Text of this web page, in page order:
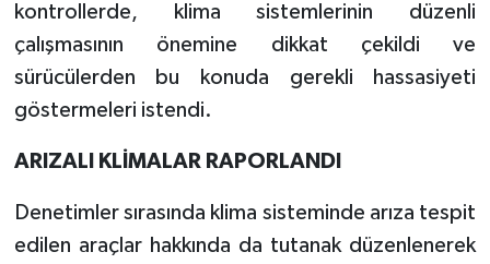
kontrollerde, klima sistemlerinin düzenli
çalışmasının önemine dikkat çekildi ve
sürücülerden bu konuda gerekli hassasiyeti
göstermeleri istendi.
ARIZALI KLİMALAR RAPORLANDI
Denetimler sırasında klima sisteminde arıza tespit
edilen araçlar hakkında da tutanak düzenlenerek